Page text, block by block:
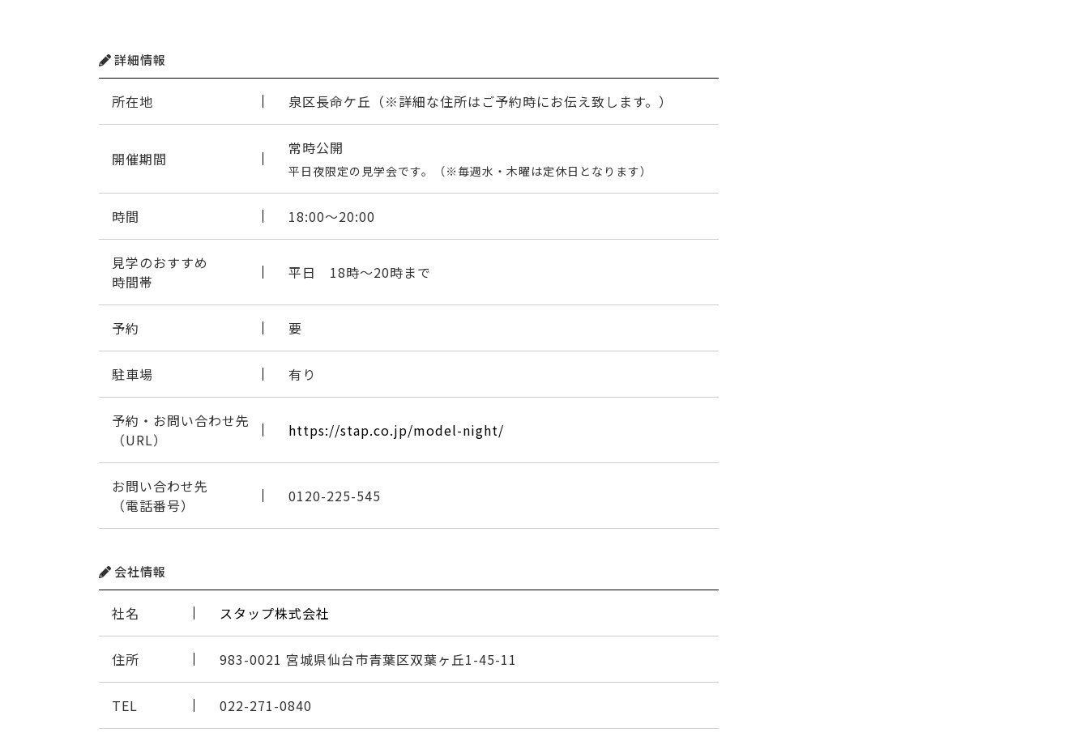
詳細情報
所在地 泉区長命ケ丘（※詳細な住所はご予約時にお伝え致します。）
開催期間
常時公開
平日夜限定の見学会です。（※毎週水・木曜は定休日となります）
時間 18:00〜20:00
見学のおすすめ
時間帯
平日 18時～20時まで
予約 要
駐車場 有り
予約・お問い合わせ先
（URL）
https://stap.co.jp/model-night/
お問い合わせ先
（電話番号）
0120-225-545
会社情報
社名 スタップ株式会社
住所 983-0021 宮城県仙台市青葉区双葉ヶ丘1-45-11
TEL 022-271-0840